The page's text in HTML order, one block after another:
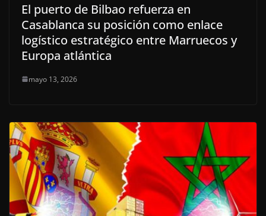
El puerto de Bilbao refuerza en
Casablanca su posición como enlace
logístico estratégico entre Marruecos y
Europa atlántica
mayo 13, 2026